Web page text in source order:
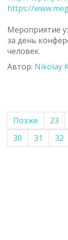
https://
Мероприятие
за день
человек.
Автор: Nikolay
Позже 23
30
31 32